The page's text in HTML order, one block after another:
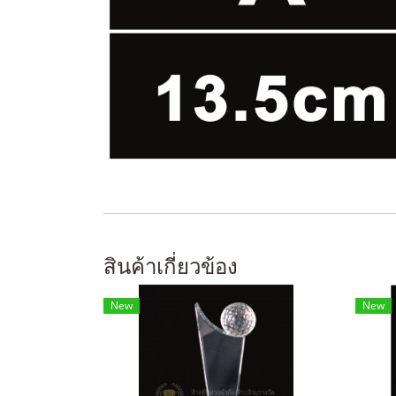
สินค้าเกี่ยวข้อง
New New